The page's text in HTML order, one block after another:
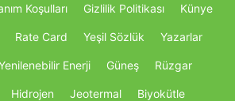
Koşulları Gizlilik Politikası Künye
Rate Card Yeşil Sözlük Yazarlar
Enerji Güneş Rüzgar
Hidrojen Jeotermal Biyokütle